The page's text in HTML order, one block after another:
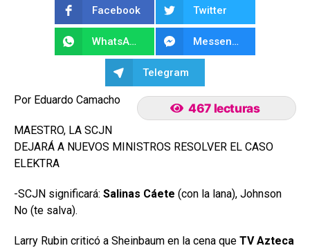
Facebook Twitter
WhatsApp Messenger
Telegram
467 lecturas
Por Eduardo Camacho
MAESTRO, LA SCJN
DEJARÁ A NUEVOS MINISTROS RESOLVER EL CASO
ELEKTRA
-SCJN significará: Salinas Cáete (con la lana), Johnson
No (te salva).
Larry Rubin criticó a Sheinbaum en la cena que TV Azteca